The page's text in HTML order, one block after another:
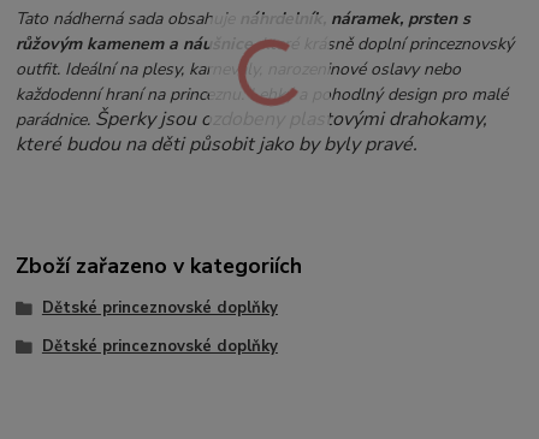
Tato nádherná sada obsahuje
náhrdelník, náramek, prsten s
růžovým kamenem a náušnice, které krásně doplní princeznovský
outfit. Ideální na plesy, karnevaly, narozeninové oslavy nebo
každodenní hraní na princeznu. Lehký a pohodlný design pro malé
parádnice. Šperky jsou ozdobeny plastovými drahokamy,
které budou na děti působit jako by byly pravé.
Zboží zařazeno v kategoriích
Dětské princeznovské doplňky
Dětské princeznovské doplňky